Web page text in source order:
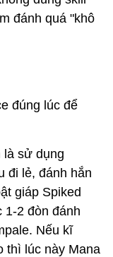
đánh quá "khô
đúng lúc để
là sử dụng
đi lẻ, đánh hắn
giáp Spiked
1-2 đòn đánh
Nếu kĩ
thì lúc này Mana